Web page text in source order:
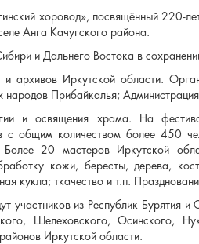
хоровод», посвящённый 220-
Анга Качугского района.
и Дальнего Востока в
и архивов Иркутской области.
народов Прибайкалья;
и освящения храма. На
с общим количеством более 450
Более 20 мастеров Иркутской
кожи, бересты, дерева,
кукла; ткачество и т.п.
участников из Республик Бурятия
Шелеховского, Осинского,
Иркутской области.